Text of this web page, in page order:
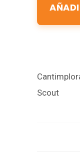
Scout